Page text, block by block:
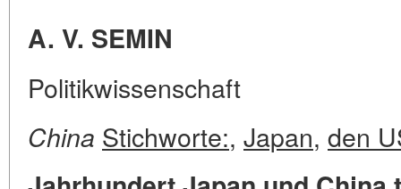
A. V. SEMIN
Politikwissenschaft
China Stichworte:, Japan, den